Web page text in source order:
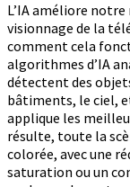
L’IA améliore
visionnage de la
comment cela
algorithmes d’IA
détectent des
bâtiments, le ciel,
applique les
résulte, toute la
colorée, avec une
saturation ou un